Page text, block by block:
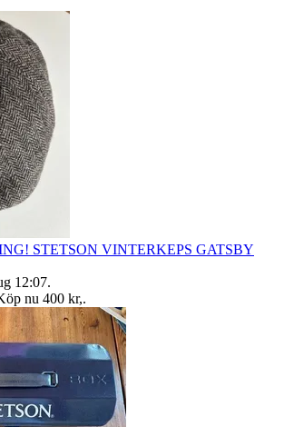
STETSON VINTERKEPS GATSBY
12:07.
nu 400 kr,.